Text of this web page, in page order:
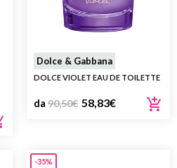
Dolce & Gabbana
DOLCE VIOLET EAU DE TOILETTE
da 90,50€ 58,83€
-35%